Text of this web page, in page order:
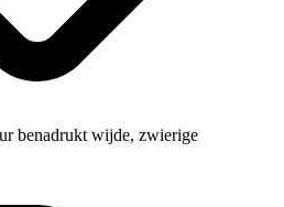
benadrukt wijde, zwierige